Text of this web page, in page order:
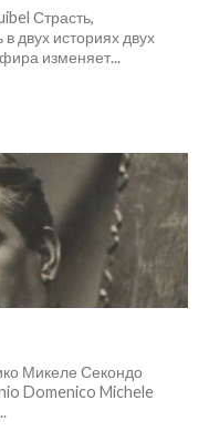
Страсть,
двух историях двух
изменяет...
Микеле Секондо
Domenico Michele